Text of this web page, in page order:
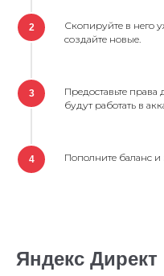
2
Скопируйте в него
создайте новые.
3
Предоставьте права
будут работать в
4 Пополните баланс и
Яндекс Директ